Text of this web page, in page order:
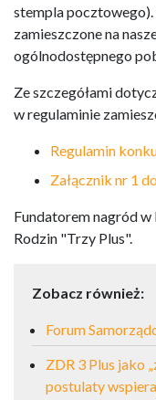
stempla
zamieszczone na
ogólnodostępnego
Ze szczegółami
w regulaminie
Regulamin
Załącznik nr 1
Fundatorem nagród
Rodzin "Trzy Plus".
Zobacz również:
Forum
ZDR 3 Plus jako
postulaty